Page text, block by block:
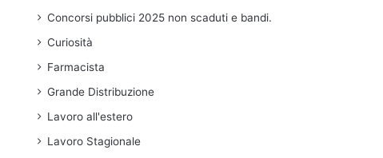
Concorsi pubblici 2025 non scaduti e bandi.
Curiosità
Farmacista
Grande Distribuzione
Lavoro all'estero
Lavoro Stagionale